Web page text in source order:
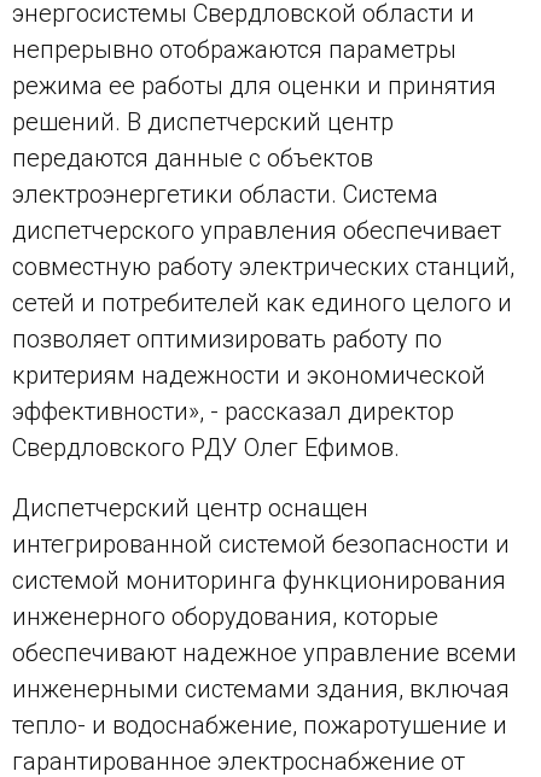
энергосистемы Свердловской области и
непрерывно отображаются параметры
режима ее работы для оценки и принятия
решений. В диспетчерский центр
передаются данные с объектов
электроэнергетики области. Система
диспетчерского управления обеспечивает
совместную работу электрических станций,
сетей и потребителей как единого целого и
позволяет оптимизировать работу по
критериям надежности и экономической
эффективности», - рассказал директор
Свердловского РДУ Олег Ефимов.
Диспетчерский центр оснащен
интегрированной системой безопасности и
системой мониторинга функционирования
инженерного оборудования, которые
обеспечивают надежное управление всеми
инженерными системами здания, включая
тепло- и водоснабжение, пожаротушение и
гарантированное электроснабжение от